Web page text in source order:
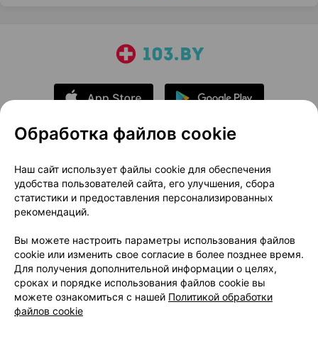
О проекте
Новости проекта
Размещение рекламы
Медицинский маркетинг
Публичный договор
Доставка
Способы оплаты
Вакансии
Партнеры
Написать руководителю 103.by
Написать в поддержку
Персональные настройки Cookie
Обработка файлов cookie
Наш сайт использует файлы cookie для обеспечения
удобства пользователей сайта, его улучшения, сбора
статистики и предоставления персонализированных
рекомендаций.
Вы можете настроить параметры использования файлов
cookie или изменить свое согласие в более позднее время.
Для получения дополнительной информации о целях,
сроках и порядке использования файлов cookie вы
можете ознакомиться с нашей Политикой обработки
файлов cookie